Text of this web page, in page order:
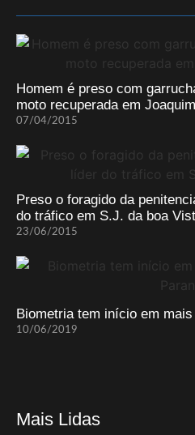
Homem é preso com
moto recuperada em
07/04/2015
Preso o foragido da
do tráfico em S.J. da boa
23/06/2015
Biometria tem início em
10/06/2019
Mais Lidas